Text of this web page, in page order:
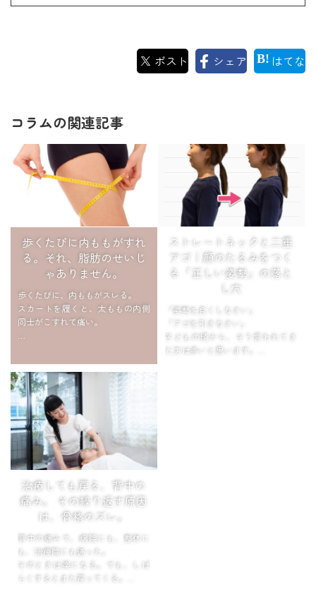
ポスト シェア はてな
コラムの関連記事
歩くたびに内ももがすれ
る。それ、脂肪のせいじ
ゃありません。
歩くたびに、内ももがスレる。
スカートを履くと、太ももの内側
同士がこすれて痛い。
てるから……？」
そう思っている方、とても多いで
す。
でも、ちょっと待ってください。
本当...
ストレートネックと二重
アゴ｜顔のたるみをつく
る「正しい姿勢」の落と
し穴
「姿勢を良くしなさい」
「アゴを引きなさい」
子どもの頃から、そう言われてき
た方は多いと思います。
治療しても戻る、背中の
痛み。 その繰り返す原因
は、骨格のズレ。
背中の痛みで、病院にも、整体に
も、治療院にも通った。
そのときは楽になる。でも、しば
らくするとまた戻ってくる。